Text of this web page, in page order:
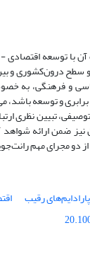
آن با توسعه
سطح درون‌کشوری و
و فرهنگی، به
و توسعه
تبیین نظری
نیز ضمن ارائه‌
از دو مجرای مهم
پارادایم‌های رقیب